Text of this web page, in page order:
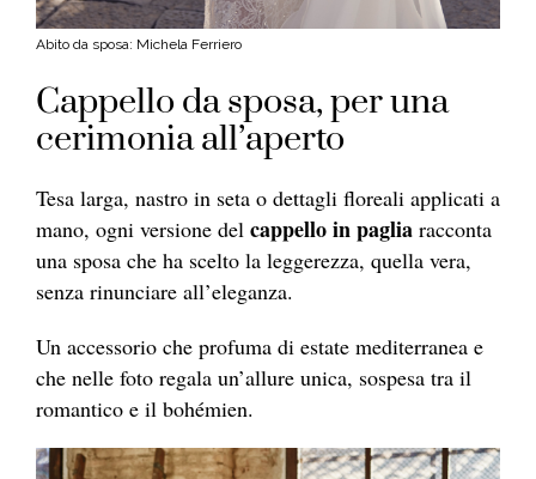
Abito da sposa: Michela Ferriero
Cappello da sposa, per una
cerimonia all’aperto
Tesa larga, nastro in seta o dettagli floreali applicati a
mano, ogni versione del cappello in paglia racconta
una sposa che ha scelto la leggerezza, quella vera,
senza rinunciare all’eleganza.
Un accessorio che profuma di estate mediterranea e
che nelle foto regala un’allure unica, sospesa tra il
romantico e il bohémien.